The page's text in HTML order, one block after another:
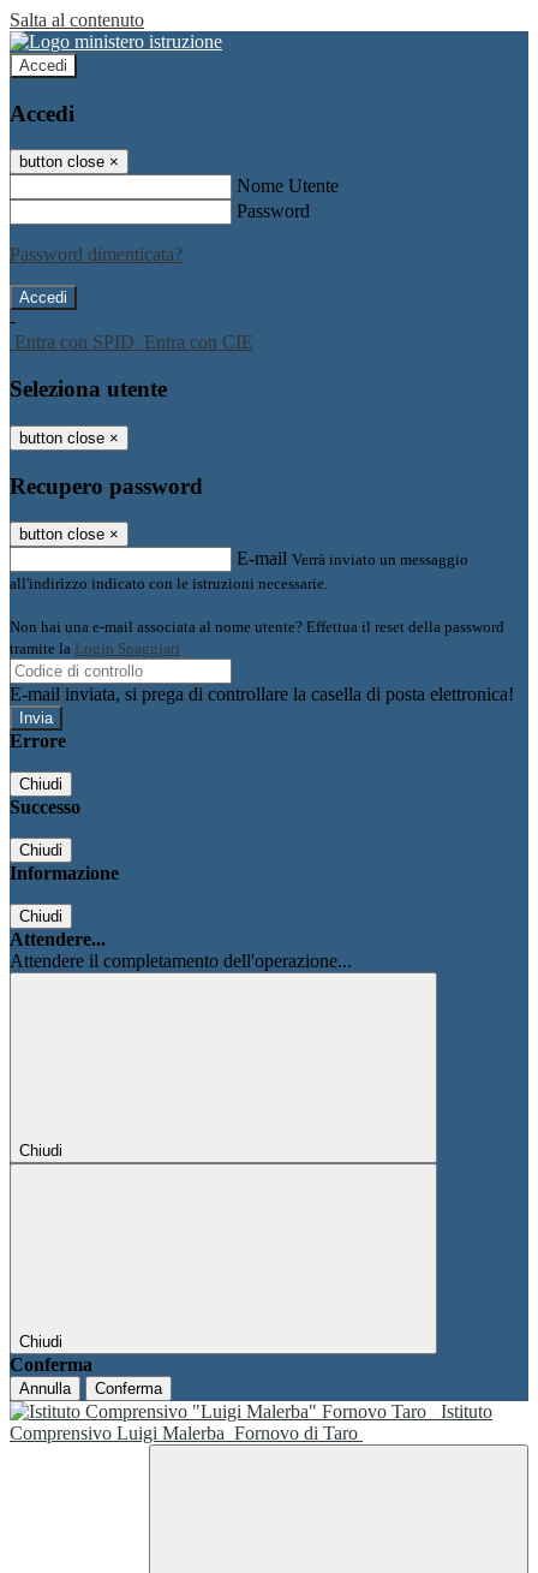
Salta al contenuto
Accedi
Accedi
button close ×
Nome Utente
Password
Password dimenticata?
-
Entra con SPID Entra con CIE
Seleziona utente
button close ×
Recupero password
button close ×
E-mail Verrà inviato un messaggio
all'indirizzo indicato con le istruzioni necessarie.
Non hai una e-mail associata al nome utente? Effettua il reset della password
tramite la Login Spaggiari
E-mail inviata, si prega di controllare la casella di posta elettronica!
Errore
Chiudi
Successo
Chiudi
Informazione
Chiudi
Attendere...
Attendere il completamento dell'operazione...
Chiudi
Chiudi
Conferma
Annulla Conferma
Istituto
Comprensivo Luigi Malerba Fornovo di Taro